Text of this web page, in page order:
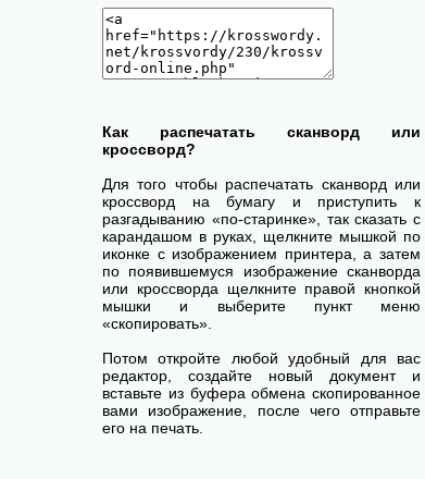
Как распечатать сканворд или
кроссворд?
Для того чтобы распечатать сканворд или
кроссворд на бумагу и приступить к
разгадыванию «по-старинке», так сказать с
карандашом в руках, щелкните мышкой по
иконке с изображением принтера, а затем
по появившемуся изображение сканворда
или кроссворда щелкните правой кнопкой
мышки и выберите пункт меню
«скопировать».
Потом откройте любой удобный для вас
редактор, создайте новый документ и
вставьте из буфера обмена скопированное
вами изображение, после чего отправьте
его на печать.